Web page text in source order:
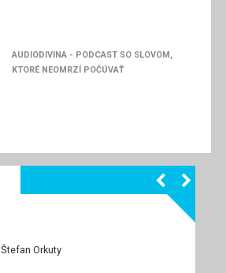
AUDIODIVINA - PODCAST SO SLOVOM,
KTORÉ NEOMRZÍ POČÚVAŤ
Štefan Orkuty